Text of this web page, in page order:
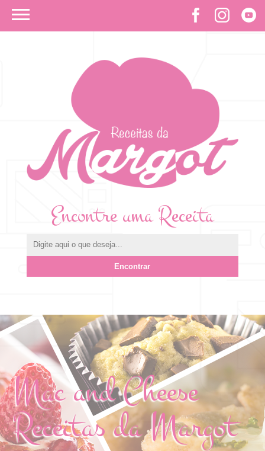
Encontre uma Receita
Mac and Cheese
Receitas da Margot